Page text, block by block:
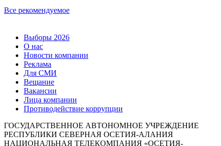
Все рекомендуемое
Выборы 2026
О нас
Новости компании
Реклама
Для СМИ
Вещание
Вакансии
Лица компании
Противодействие коррупции
ГОСУДАРСТВЕННОЕ АВТОНОМНОЕ УЧРЕЖДЕНИЕ
РЕСПУБЛИКИ СЕВЕРНАЯ ОСЕТИЯ-АЛАНИЯ
НАЦИОНАЛЬНАЯ ТЕЛЕКОМПАНИЯ «ОСЕТИЯ-